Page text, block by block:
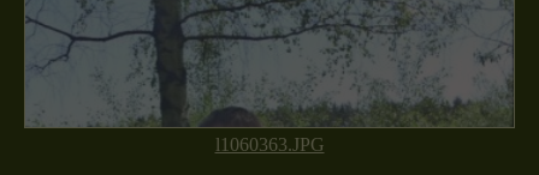
l1060363.JPG